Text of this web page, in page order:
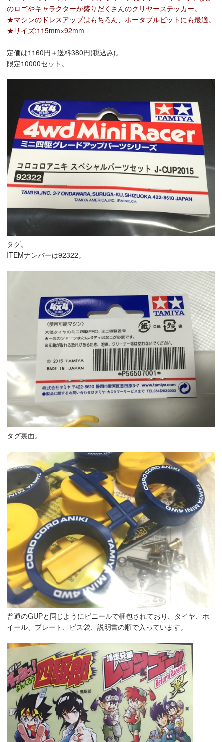
のロゴやキャラクターが盛りだくさんのクリヤーステッカー。
★マシンのドレスアップはもちろん、ポータブルピットにも最適。
★サイズ:115mm×92mm
定価は1160円＋送料380円(税込み)。
限定10000セット。
タグ。
ITEMナンバーは92322。
タグ裏面。
普通のGUPと同じようにビニールで梱包されており、タイヤ、ホ
イール、プレート、ビス袋、説明書の順で入っています。